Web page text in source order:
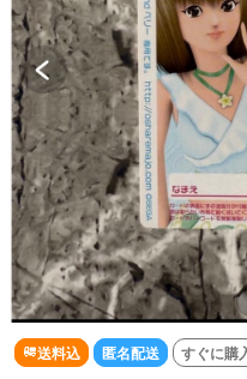
送料込 匿名配送 すぐに購